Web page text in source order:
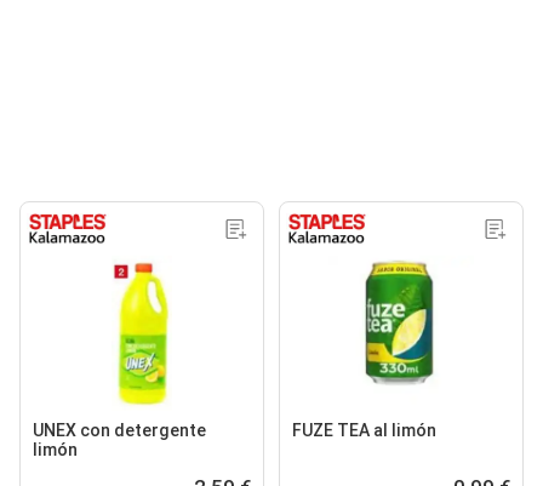
UNEX con detergente
limón
FUZE TEA al limón